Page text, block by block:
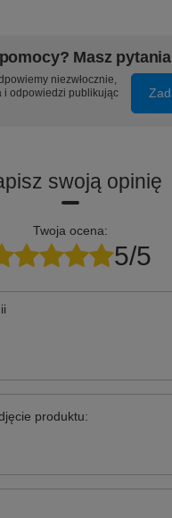
Masz
niezwłocznie,
i odpowiedzi publikując
swoją opinię
Twoja ocena:
5/5
produktu: